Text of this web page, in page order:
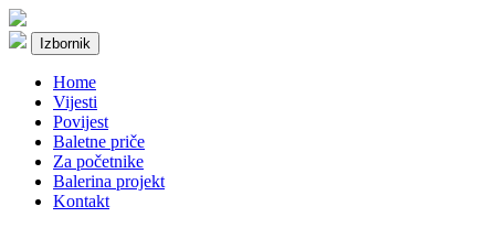
Izbornik
Home
Vijesti
Povijest
Baletne priče
Za početnike
Balerina projekt
Kontakt